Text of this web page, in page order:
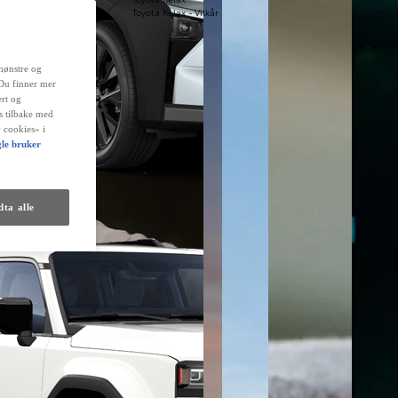
Toyota Relax - Vilkår
og
finner mer
og
tilbake med
i
bruker
alle